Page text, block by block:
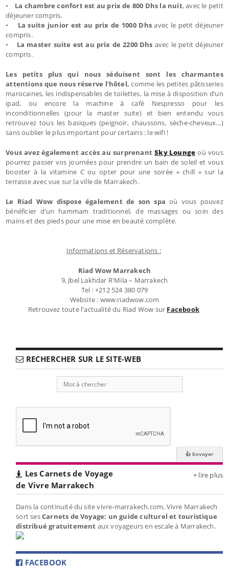
• La chambre confort est au prix de 800 Dhs la nuit, avec le petit
déjeuner compris.
•
La suite junior est au prix de 1000 Dhsavec le petit déjeuner
compris.
•
La master suite est au prix de 2200 Dhs avec le petit déjeuner
compris.
Les petits plus qui nous séduisent sont les charmantes
attentions que nous réserve l’hôtel, comme les petites pâtisseries
marocaines, les indispensables de toilettes, la mise à disposition d’un
ipad, ou encore la machine à café Nespresso pour les
inconditionnelles (pour la master suite) et bien entendu vous
retrouvez tous les basiques (peignoir, chaussons, sèche-cheveux…)
sans oublier le plus important pour certains : le wifi !
Vous avez également accès au surprenantSky Lounge où vous
pourrez passer vos journées pour prendre un bain de soleil et vous
booster à la vitamine C ou opter pour une soirée « chill » sur la
terrasse avec vue sur la ville de Marrakech.
Le Riad Wow dispose également de son spaoù vous pouvez
bénéficier d’un hammam traditionnel, de massages ou soin des
mains et des pieds pour une mise en beauté complète.
Informations et Réservations :
Riad Wow Marrakech
9, Jbel Lakhdar R'Mila – Marrakech
Tel : +212 524 380 079
Website : www.riadwow.com
Retrouvez toute l'actualité du Riad Wow sur Facebook
RECHERCHER SUR LE SITE-WEB
Les Carnets de Voyage
de Vivre Marrakech
+ lire plus
Dans la continuité du site vivre-marrakech.com, Vivre Marrakech
sort sesCarnets de Voyage: un guide culturel et touristique
distribué gratuitement aux voyageurs en escale à Marrakech.
FACEBOOK